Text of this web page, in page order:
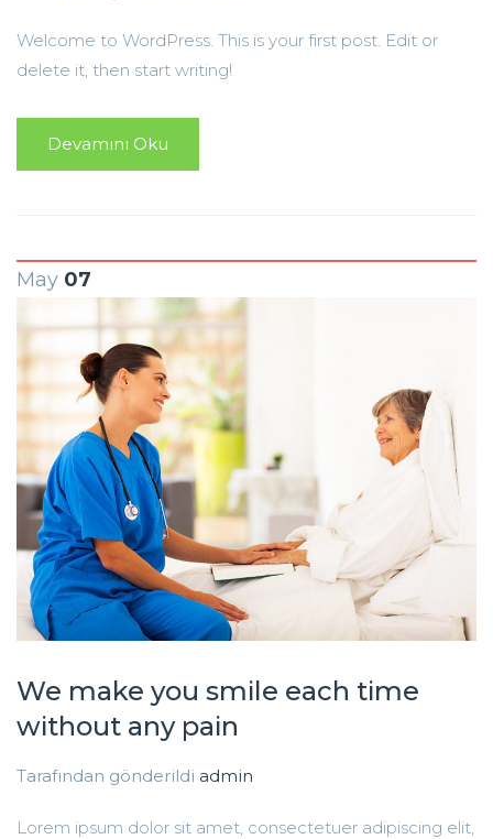
Welcome to WordPress. This is your first post. Edit or
delete it, then start writing!
Devamını Oku
May 07
We make you smile each time
without any pain
Tarafından gönderildi admin
Lorem ipsum dolor sit amet, consectetuer adipiscing elit,